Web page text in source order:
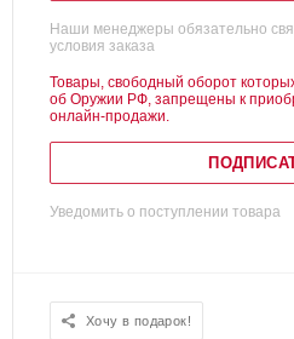
Наши менеджеры обязательно
условия заказа
Товары, свободный оборот
об Оружии РФ, запрещены к
онлайн-продажи.
Уведомить о поступлении товара
Хочу в подарок!